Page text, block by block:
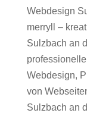
Webdesign
merryll –
Sulzbach an
Webdesign,
von
Sulzbach an